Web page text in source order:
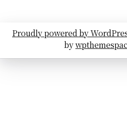
Proudly powered by
by